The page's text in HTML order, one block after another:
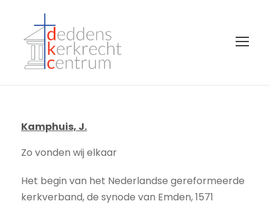
Kamphuis, J.
Zo vonden wij elkaar
Het begin van het Nederlandse gereformeerde
kerkverband, de synode van Emden, 1571